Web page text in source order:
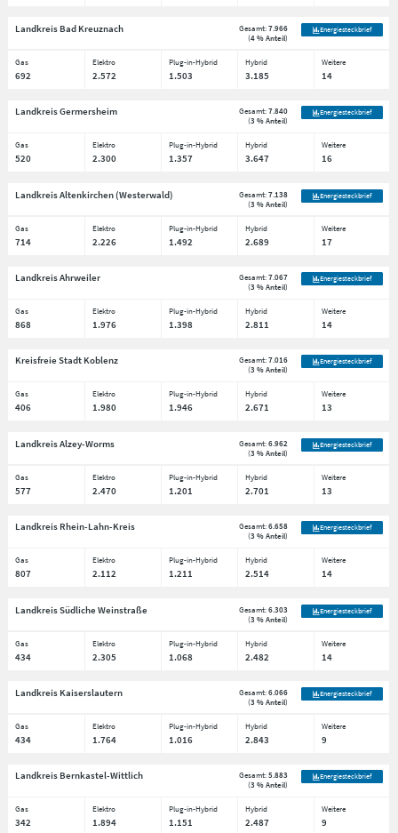
Landkreis Bad Kreuznach Gesamt:7.966
(4 % Anteil)
Energiesteckbrief
Gas Elektro Plug-in-Hybrid Hybrid Weitere
692 2.572 1.503 3.185 14
Landkreis Germersheim Gesamt:7.840
(3 % Anteil)
Energiesteckbrief
Gas Elektro Plug-in-Hybrid Hybrid Weitere
520 2.300 1.357 3.647 16
Landkreis Altenkirchen (Westerwald) Gesamt:7.138
(3 % Anteil)
Energiesteckbrief
Gas Elektro Plug-in-Hybrid Hybrid Weitere
714 2.226 1.492 2.689 17
Landkreis Ahrweiler Gesamt:7.067
(3 % Anteil)
Energiesteckbrief
Gas Elektro Plug-in-Hybrid Hybrid Weitere
868 1.976 1.398 2.811 14
Kreisfreie Stadt Koblenz Gesamt:7.016
(3 % Anteil)
Energiesteckbrief
Gas Elektro Plug-in-Hybrid Hybrid Weitere
406 1.980 1.946 2.671 13
Landkreis Alzey-Worms Gesamt:6.962
(3 % Anteil)
Energiesteckbrief
Gas Elektro Plug-in-Hybrid Hybrid Weitere
577 2.470 1.201 2.701 13
Landkreis Rhein-Lahn-Kreis Gesamt:6.658
(3 % Anteil)
Energiesteckbrief
Gas Elektro Plug-in-Hybrid Hybrid Weitere
807 2.112 1.211 2.514 14
Landkreis Südliche Weinstraße Gesamt:6.303
(3 % Anteil)
Energiesteckbrief
Gas Elektro Plug-in-Hybrid Hybrid Weitere
434 2.305 1.068 2.482 14
Landkreis Kaiserslautern Gesamt:6.066
(3 % Anteil)
Energiesteckbrief
Gas Elektro Plug-in-Hybrid Hybrid Weitere
434 1.764 1.016 2.843 9
Landkreis Bernkastel-Wittlich Gesamt:5.883
(3 % Anteil)
Energiesteckbrief
Gas Elektro Plug-in-Hybrid Hybrid Weitere
342 1.894 1.151 2.487 9